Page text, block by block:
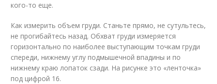
кого-то еще.
Как измерить объем груди. Станьте прямо, не сутультесь,
не прогибайтесь назад. Обхват груди измеряется
горизонтально по наиболее выступающим точкам груди
спереди, нижнему углу подмышечной впадины и по
нижнему краю лопаток сзади. На рисунке это «ленточка»
под цифрой 16.